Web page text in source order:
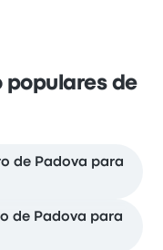
populares de
de Padova para
de Padova para